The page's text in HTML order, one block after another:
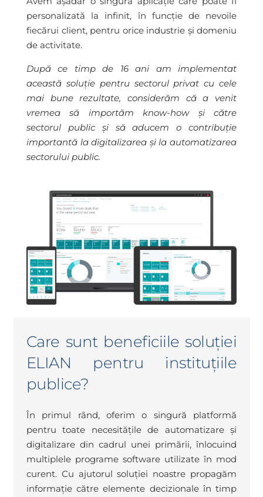
personalizată la infinit, în funcție de nevoile
fiecărui client, pentru orice industrie și domeniu
de activitate.
După ce timp de 16 ani am implementat
această soluție pentru sectorul privat cu cele
mai bune rezultate, considerăm că a venit
vremea să importăm know-how și către
sectorul public și să aducem o contribuție
importantă la digitalizarea și la automatizarea
sectorului public.
Care sunt beneficiile soluției
ELIAN pentru instituțiile
publice?
În primul rând, oferim o singură platformă
pentru toate necesitățile de automatizare și
digitalizare din cadrul unei primării, înlocuind
multiplele programe software utilizate în mod
curent. Cu ajutorul soluției noastre propagăm
informație către elemente decizionale în timp